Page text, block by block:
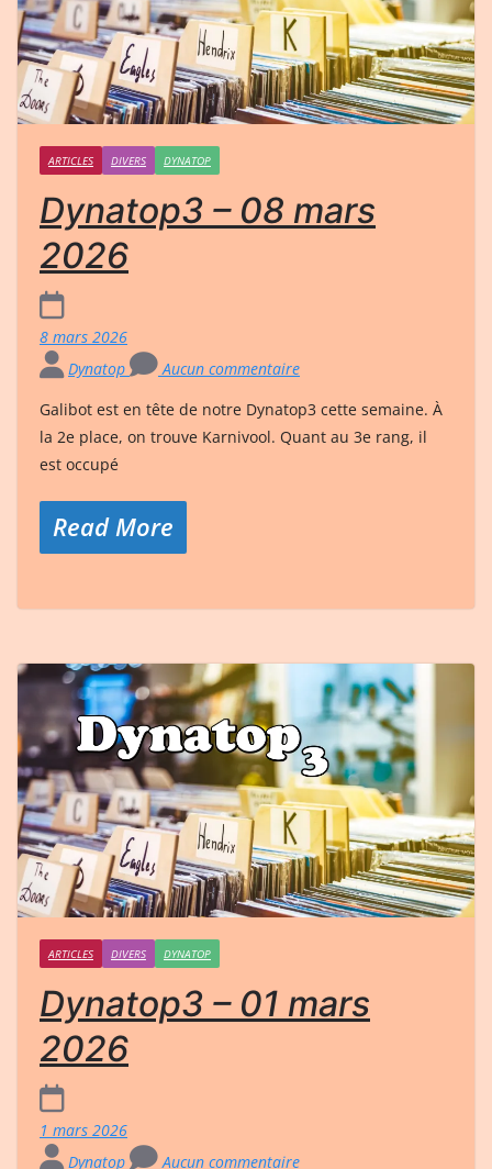
ARTICLES DIVERS DYNATOP
Dynatop3 – 08 mars
2026
8 mars 2026
Dynatop
Aucun commentaire
Galibot est en tête de notre Dynatop3 cette semaine. À
la 2e place, on trouve Karnivool. Quant au 3e rang, il
est occupé
Read More
ARTICLES DIVERS DYNATOP
Dynatop3 – 01 mars
2026
1 mars 2026
Dynatop
Aucun commentaire